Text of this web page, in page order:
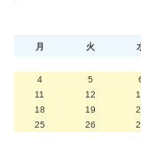
月 火
4
5
11
12
18
19
25
26